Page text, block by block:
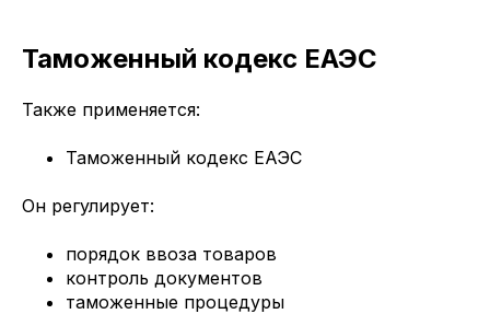
Таможенный кодекс ЕАЭС
Также применяется:
Таможенный кодекс ЕАЭС
Он регулирует:
порядок ввоза товаров
контроль документов
таможенные процедуры